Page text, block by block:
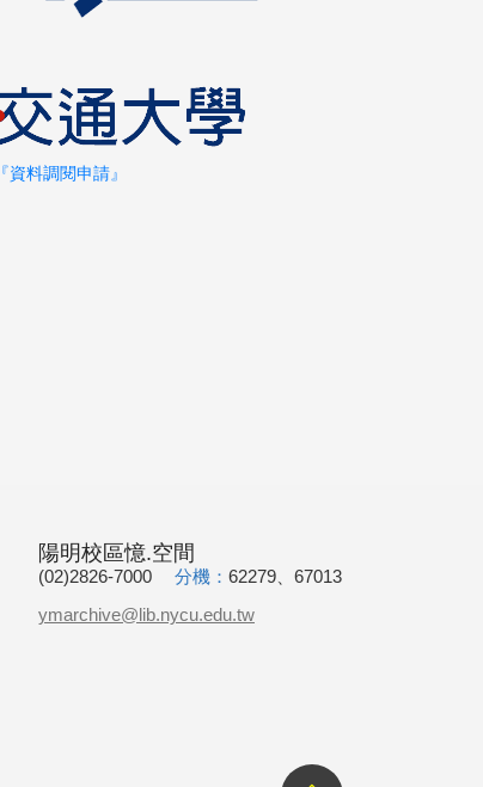
『資料調閱申請』
陽明校區憶.空間
(02)2826-7000 分機： 62279、67013
ymarchive@lib.nycu.edu.tw